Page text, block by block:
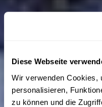
Diese Webseite
Wir verwenden Cookies,
personalisieren,
zu können und die